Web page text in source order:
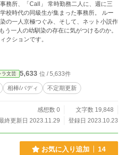
時勤務二人に、週に三
時代の同級生が集まった事務所。 ルー
の一人京極つぐみ、そして、ネット小説作
クションです。
ラ文芸 5,633 位 / 5,633件
相棒/バディ 不定期更新
感想数 0
文字数 19,848
終更新日 2023.11.29
登録日 2023.10.23
お気に入り追加 14